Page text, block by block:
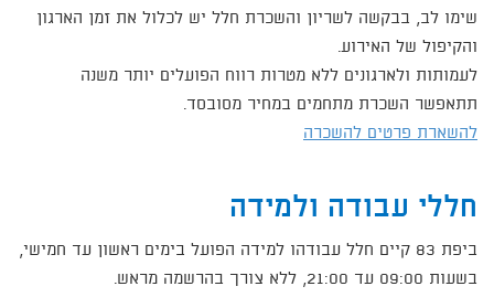
שימו לב, בבקשה לשריון והשכרת חלל יש לכלול את זמן הארגון
והקיפול של האירוע.
לעמותות ולארגונים ללא מטרות רווח הפועלים יותר משנה
תתאפשר השכרת מתחמים במחיר מסובסד.
להשארת פרטים להשכרה
חללי עבודה ולמידה
ביפת 83 קיים חלל עבודהו למידה הפועל בימים ראשון עד חמישי,
בשעות 09:00 עד 21:00, ללא צורך בהרשמה מראש.